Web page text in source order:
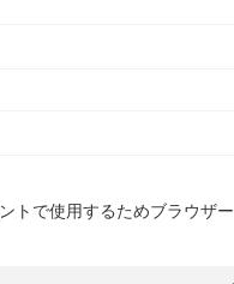
トで使用するためブラウザ